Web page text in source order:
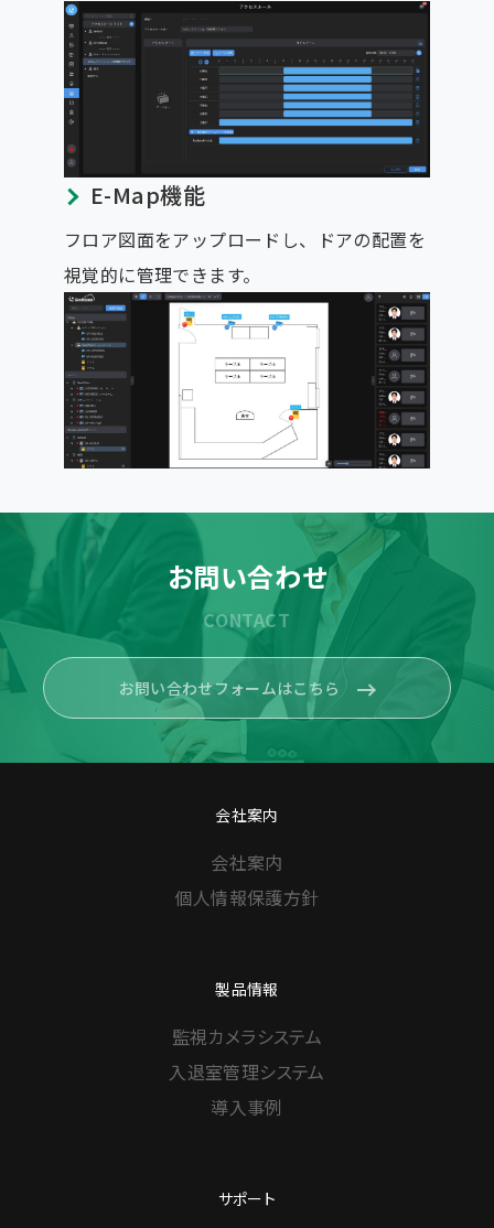
E-Map機能
フロア図面をアップロードし、ドアの配置を
視覚的に管理できます。
お問い合わせ
CONTACT
お問い合わせフォームはこちら
会社案内
会社案内
個人情報保護方針
製品情報
監視カメラシステム
入退室管理システム
導入事例
サポート